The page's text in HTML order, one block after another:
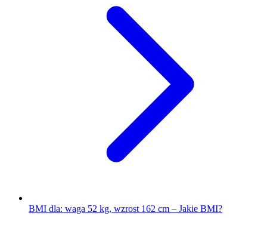
BMI dla: waga 52 kg, wzrost 162 cm – Jakie BMI?